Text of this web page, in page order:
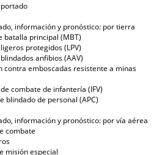
información y pronóstico: por tierra
batalla principal (MBT)
protegidos (LPV)
anfibios (AAV)
contra emboscadas resistente a minas
combate de infantería (IFV)
blindado de personal (APC)
información y pronóstico: por vía aérea
combate
misión especial